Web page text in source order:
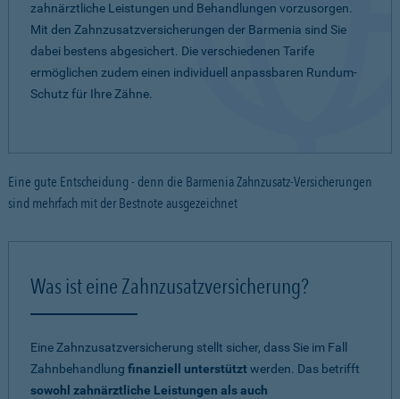
zahnärztliche Leistungen und Behandlungen vorzusorgen.
Mit den Zahnzusatzversicherungen der Barmenia sind Sie
dabei bestens abgesichert. Die verschiedenen Tarife
ermöglichen zudem einen individuell anpassbaren Rundum-
Schutz für Ihre Zähne.
Eine gute Entscheidung - denn die Barmenia Zahnzusatz-Versicherungen
sind mehrfach mit der Bestnote ausgezeichnet
Was ist eine Zahnzusatzversicherung?
Eine Zahnzusatzversicherung stellt sicher, dass Sie im Fall
Zahnbehandlung finanziell unterstütztwerden. Das betrifft
sowohl zahnärztliche Leistungen als auch